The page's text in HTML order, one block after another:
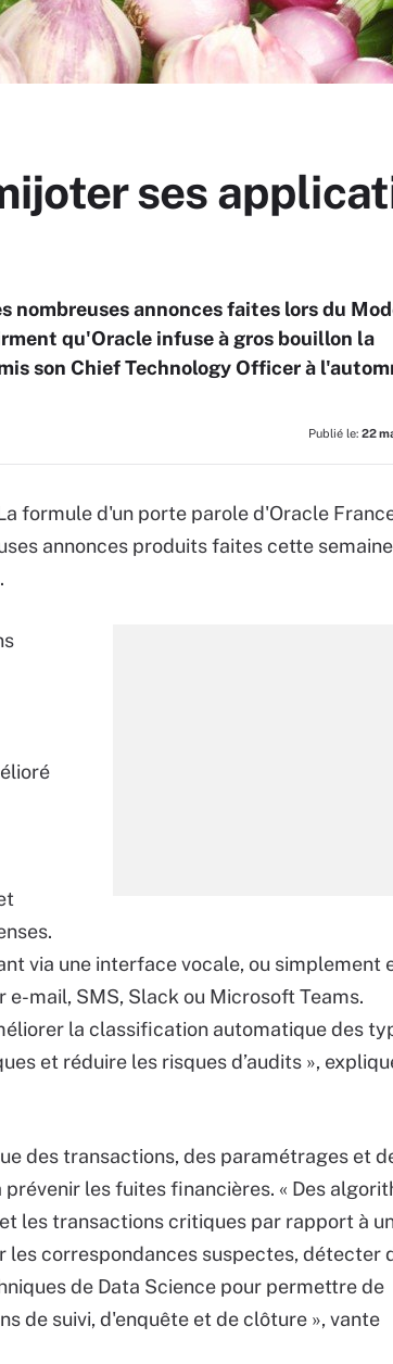
ses
nombreuses annonces faites lors du
qu'Oracle infuse à gros bouillon la
son Chief Technology Officer à
Publié le: 22
formule d'un porte parole d'Oracle
annonces produits faites cette
via une interface vocale, ou simplement
mail, SMS, Slack ou Microsoft Teams.
la classification automatique des
et réduire les risques d’audits »,
des transactions, des paramétrages et
les fuites financières. « Des
les transactions critiques par rapport à
correspondances suspectes, détecter
de Data Science pour permettre de
de suivi, d'enquête et de clôture », vante